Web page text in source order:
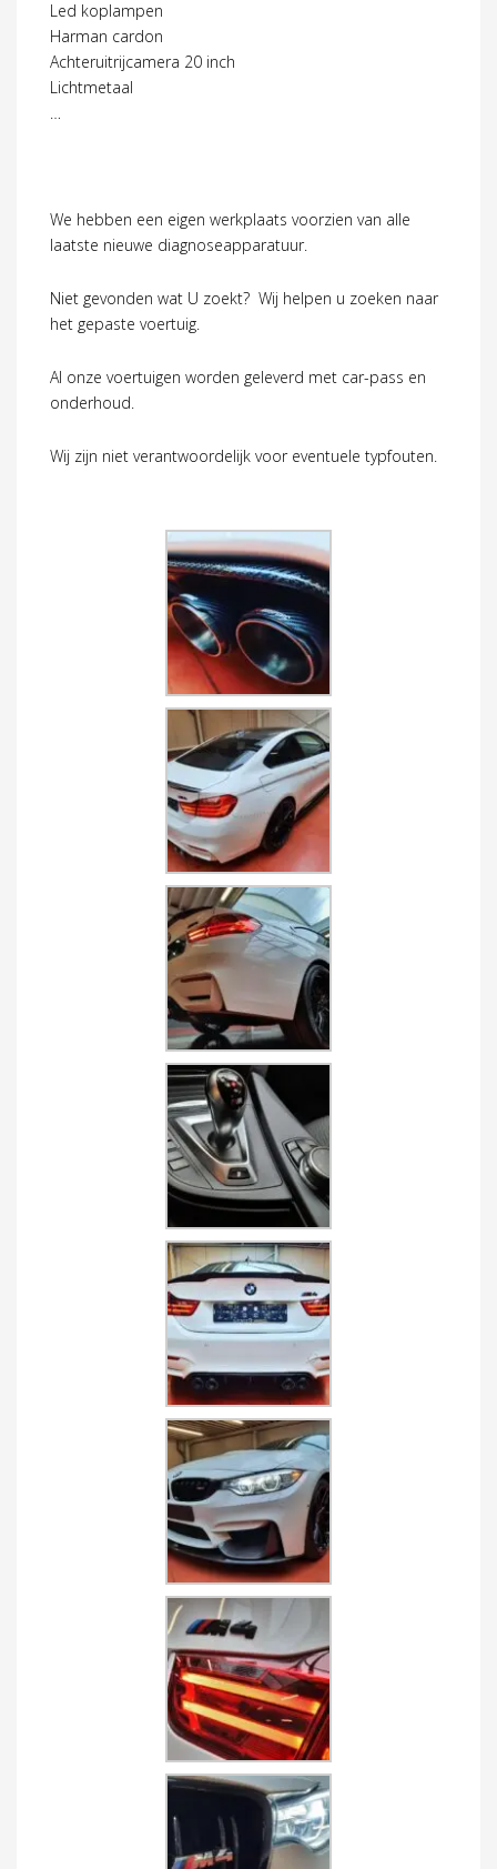
Led koplampen
Harman cardon
Achteruitrijcamera 20 inch
Lichtmetaal
We hebben een eigen werkplaats voorzien van alle
laatste nieuwe diagnoseapparatuur.
Niet gevonden wat U zoekt? Wij helpen u zoeken naar
het gepaste voertuig.
Al onze voertuigen worden geleverd met car-pass en
onderhoud.
Wij zijn niet verantwoordelijk voor eventuele typfouten.